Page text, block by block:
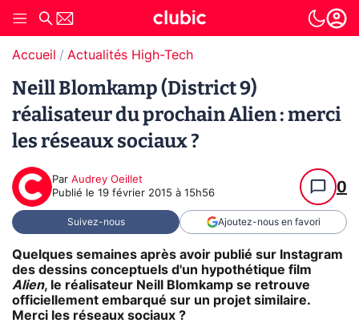
Accueil Actualités High-Tech
Neill Blomkamp (District 9)
réalisateur du prochain Alien : merci
les réseaux sociaux ?
Par Audrey Oeillet
Publié le 19 février 2015 à 15h56 0
Suivez-nous Ajoutez-nous en favori
Quelques semaines après avoir publié sur Instagram
des dessins conceptuels d'un hypothétique film
Alien, le réalisateur Neill Blomkamp se retrouve
officiellement embarqué sur un projet similaire.
Merci les réseaux sociaux ?